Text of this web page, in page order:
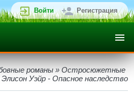
Войти Регистрация
романы » Остросюжетные
Элисон Уэйр - Опасное наследство